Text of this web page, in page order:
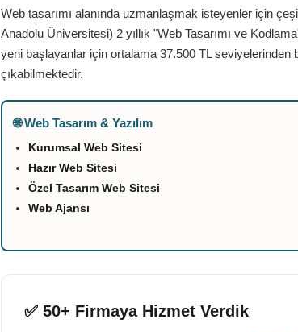
Web tasarımı alanında uzmanlaşmak isteyenler için
Anadolu Üniversitesi) 2 yıllık "Web Tasarımı ve
yeni başlayanlar için ortalama 37.500 TL seviyelerinden
çıkabilmektedir.
🌐 Web Tasarım & Yazılım
Kurumsal Web Sitesi
Hazır Web Sitesi
Özel Tasarım Web Sitesi
Web Ajansı
✅ 50+ Firmaya Hizmet Verdik